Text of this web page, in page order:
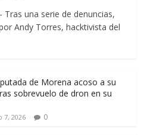
Tras una serie de denuncias,
Andy Torres, hacktivista del
de Morena acoso a su
sobrevuelo de dron en su
7, 2026 0